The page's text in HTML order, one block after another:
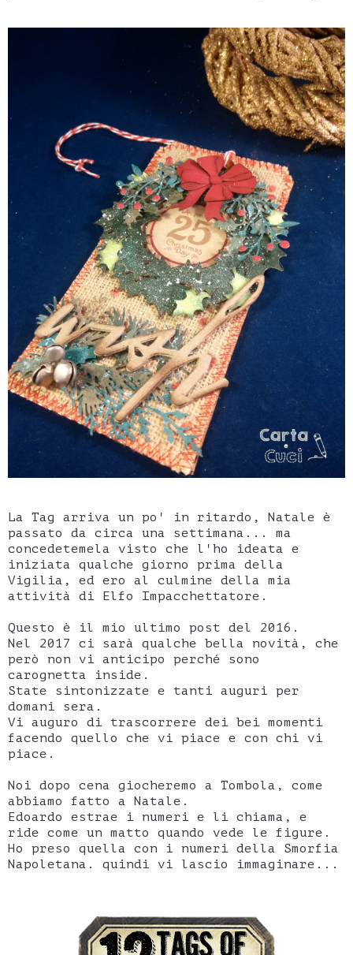
La Tag arriva un po' in ritardo, Natale è
passato da circa una settimana... ma
concedetemela visto che l'ho ideata e
iniziata qualche giorno prima della
Vigilia, ed ero al culmine della mia
attività di Elfo Impacchettatore.
Questo è il mio ultimo post del 2016.
Nel 2017 ci sarà qualche bella novità, che
però non vi anticipo perché sono
carognetta inside.
State sintonizzate e tanti auguri per
domani sera.
Vi auguro di trascorrere dei bei momenti
facendo quello che vi piace e con chi vi
piace.
Noi dopo cena giocheremo a Tombola, come
abbiamo fatto a Natale.
Edoardo estrae i numeri e li chiama, e
ride come un matto quando vede le figure.
Ho preso quella con i numeri della Smorfia
Napoletana. quindi vi lascio immaginare...